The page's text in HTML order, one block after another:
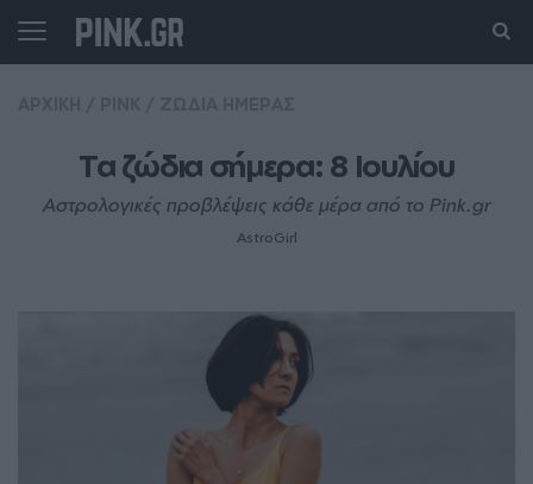
Τα ζώδια σήμερα: 8 Ιουλίου
Αστρολογικές προβλέψεις κάθε μέρα από το Pink.gr
AstroGirl